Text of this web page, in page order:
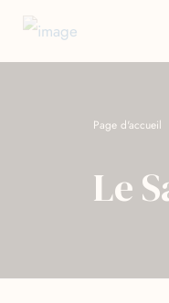
Page d'accueil
Le